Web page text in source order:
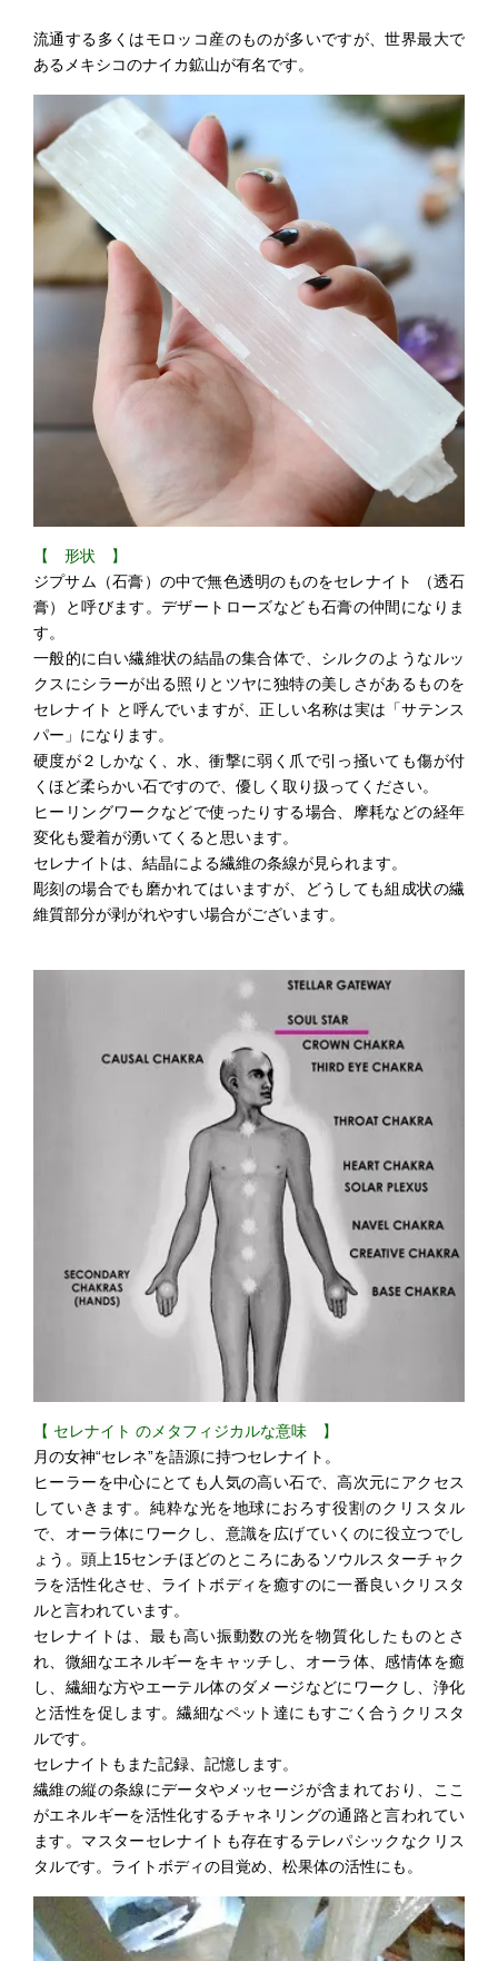
流通する多くはモロッコ産のものが多いですが、世界最大で
あるメキシコのナイカ鉱山が有名です。
【 形状 】
ジプサム（石膏）の中で無色透明のものをセレナイト （透石
膏）と呼びます。デザートローズなども石膏の仲間になりま
す。
一般的に白い繊維状の結晶の集合体で、シルクのようなルッ
クスにシラーが出る照りとツヤに独特の美しさがあるものを
セレナイト と呼んでいますが、正しい名称は実は「サテンス
パー」になります。
硬度が２しかなく、水、衝撃に弱く爪で引っ掻いても傷が付
くほど柔らかい石ですので、優しく取り扱ってください。
ヒーリングワークなどで使ったりする場合、摩耗などの経年
変化も愛着が湧いてくると思います。
セレナイトは、結晶による繊維の条線が見られます。
彫刻の場合でも磨かれてはいますが、どうしても組成状の繊
維質部分が剥がれやすい場合がございます。
【 セレナイト のメタフィジカルな意味 】
月の女神“セレネ”を語源に持つセレナイト。
ヒーラーを中心にとても人気の高い石で、高次元にアクセス
していきます。純粋な光を地球におろす役割のクリスタル
で、オーラ体にワークし、意識を広げていくのに役立つでし
ょう。頭上15センチほどのところにあるソウルスターチャク
ラを活性化させ、ライトボディを癒すのに一番良いクリスタ
ルと言われています。
セレナイトは、最も高い振動数の光を物質化したものとさ
れ、微細なエネルギーをキャッチし、オーラ体、感情体を癒
し、繊細な方やエーテル体のダメージなどにワークし、浄化
と活性を促します。繊細なペット達にもすごく合うクリスタ
ルです。
セレナイトもまた記録、記憶します。
繊維の縦の条線にデータやメッセージが含まれており、ここ
がエネルギーを活性化するチャネリングの通路と言われてい
ます。マスターセレナイトも存在するテレパシックなクリス
タルです。ライトボディの目覚め、松果体の活性にも。